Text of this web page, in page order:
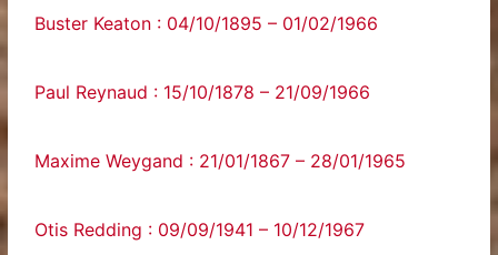
Buster Keaton : 04/10/1895 – 01/02/1966
Paul Reynaud : 15/10/1878 – 21/09/1966
Maxime Weygand : 21/01/1867 – 28/01/1965
Otis Redding : 09/09/1941 – 10/12/1967